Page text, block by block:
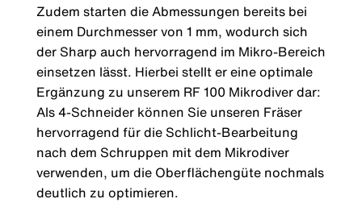
Zudem starten die Abmessungen bereits bei
einem Durchmesser von 1 mm, wodurch sich
der Sharp auch hervorragend im Mikro-Bereich
einsetzen lässt. Hierbei stellt er eine optimale
Ergänzung zu unserem RF 100 Mikrodiver dar:
Als 4-Schneider können Sie unseren Fräser
hervorragend für die Schlicht-Bearbeitung
nach dem Schruppen mit dem Mikrodiver
verwenden, um die Oberflächengüte nochmals
deutlich zu optimieren.